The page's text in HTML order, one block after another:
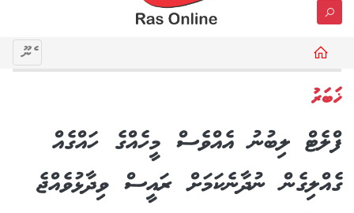
މެނޫ
ޚަބަރު
ފްލެޓް ލިބުނު އެއްވެސް މީހެއްގެ ހައްގެއް
ގެއްލިގެން ނުދާނެކަމަށް ރައީސް ވިދާޅުވެއްޖެ